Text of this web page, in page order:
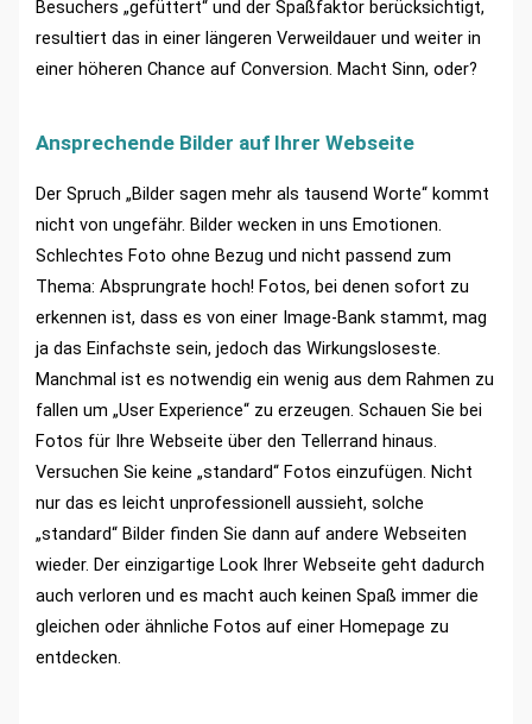
Besuchers „gefüttert“ und der Spaßfaktor berücksichtigt,
resultiert das in einer längeren Verweildauer und weiter in
einer höheren Chance auf Conversion. Macht Sinn, oder?
Ansprechende Bilder auf Ihrer Webseite
Der Spruch „Bilder sagen mehr als tausend Worte“ kommt
nicht von ungefähr. Bilder wecken in uns Emotionen.
Schlechtes Foto ohne Bezug und nicht passend zum
Thema: Absprungrate hoch! Fotos, bei denen sofort zu
erkennen ist, dass es von einer Image-Bank stammt, mag
ja das Einfachste sein, jedoch das Wirkungsloseste.
Manchmal ist es notwendig ein wenig aus dem Rahmen zu
fallen um „User Experience“ zu erzeugen. Schauen Sie bei
Fotos für Ihre Webseite über den Tellerrand hinaus.
Versuchen Sie keine „standard“ Fotos einzufügen. Nicht
nur das es leicht unprofessionell aussieht, solche
„standard“ Bilder finden Sie dann auf andere Webseiten
wieder. Der einzigartige Look Ihrer Webseite geht dadurch
auch verloren und es macht auch keinen Spaß immer die
gleichen oder ähnliche Fotos auf einer Homepage zu
entdecken.